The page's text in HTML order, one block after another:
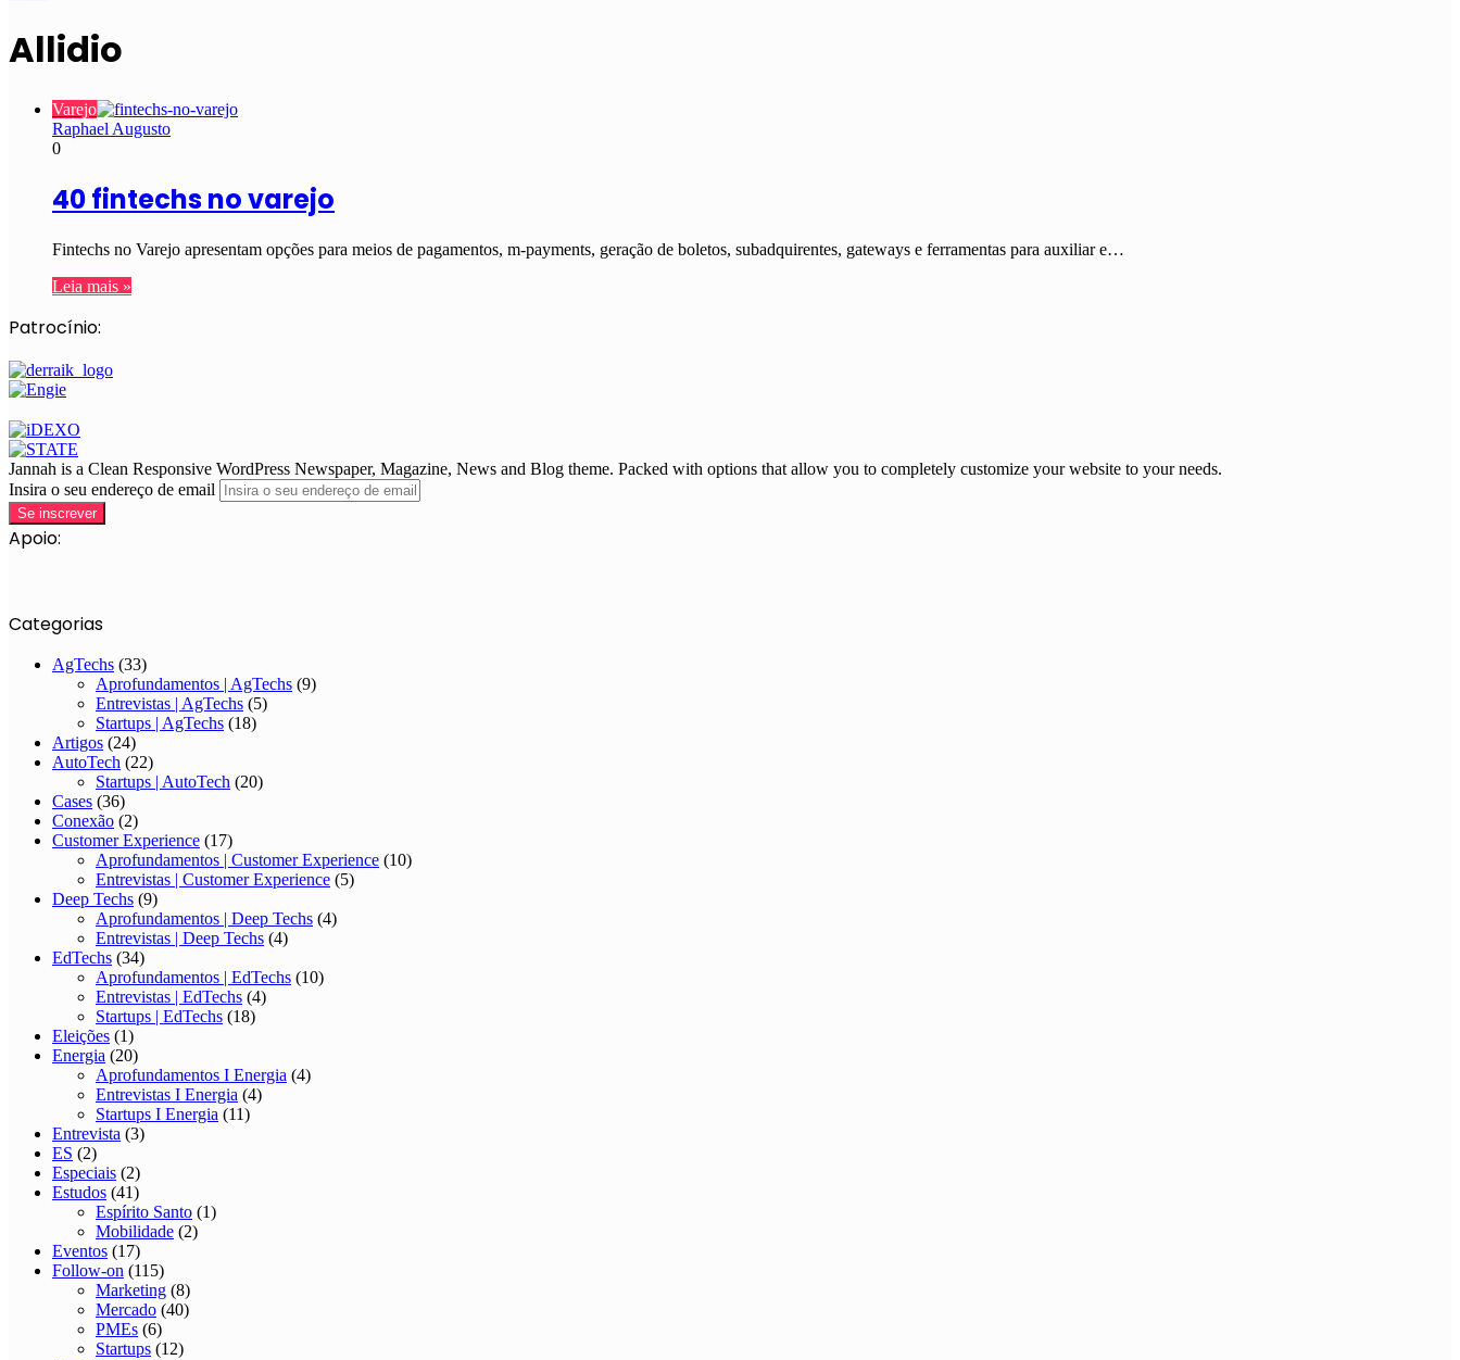
Allidio
Varejo
Raphael Augusto
0
40 fintechs no varejo
Fintechs no Varejo apresentam opções para meios de pagamentos, m-payments, geração de boletos, subadquirentes, gateways e ferramentas para auxiliar e…
Leia mais »
Patrocínio:
Jannah is a Clean Responsive WordPress Newspaper, Magazine, News and Blog theme. Packed with options that allow you to completely customize your website to your needs.
Insira o seu endereço de email
Apoio:
Categorias
AgTechs (33)
Aprofundamentos | AgTechs (9)
Entrevistas | AgTechs (5)
Startups | AgTechs (18)
Artigos (24)
AutoTech (22)
Startups | AutoTech (20)
Cases (36)
Conexão (2)
Customer Experience (17)
Aprofundamentos | Customer Experience (10)
Entrevistas | Customer Experience (5)
Deep Techs (9)
Aprofundamentos | Deep Techs (4)
Entrevistas | Deep Techs (4)
EdTechs (34)
Aprofundamentos | EdTechs (10)
Entrevistas | EdTechs (4)
Startups | EdTechs (18)
Eleições (1)
Energia (20)
Aprofundamentos I Energia (4)
Entrevistas I Energia (4)
Startups I Energia (11)
Entrevista (3)
ES (2)
Especiais (2)
Estudos (41)
Espírito Santo (1)
Mobilidade (2)
Eventos (17)
Follow-on (115)
Marketing (8)
Mercado (40)
PMEs (6)
Startups (12)